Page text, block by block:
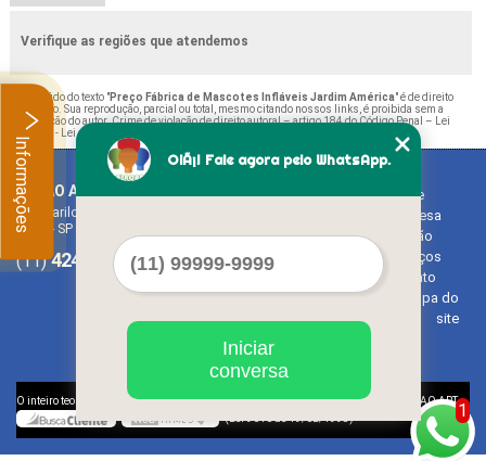
Verifique as regiões que atendemos
O conteúdo do texto "Preço Fábrica de Mascotes Infláveis Jardim América" é de direito
reservado. Sua reprodução, parcial ou total, mesmo citando nossos links, é proibida sem a
autorização do autor. Crime de violação de direito autoral – artigo 184 do Código Penal –
Lei
9610/98 - Lei de direitos autorais
BALAO ART
Rua Bariloche, 1300 - Chácara Tropical (Caucaia do Alto)
Cotia - SP - CEP: 06726-270
(11)4242-7733(11)3603-0479
Home
Empresa
Missão
Serviços
Contato
Mapa do
site
O inteiro teor deste site está sujeito à proteção de direitos autorais. Copyright
BALAO ART1
OlÃ¡! Fale agora pelo WhatsApp.
Iniciar
conversa
Informações